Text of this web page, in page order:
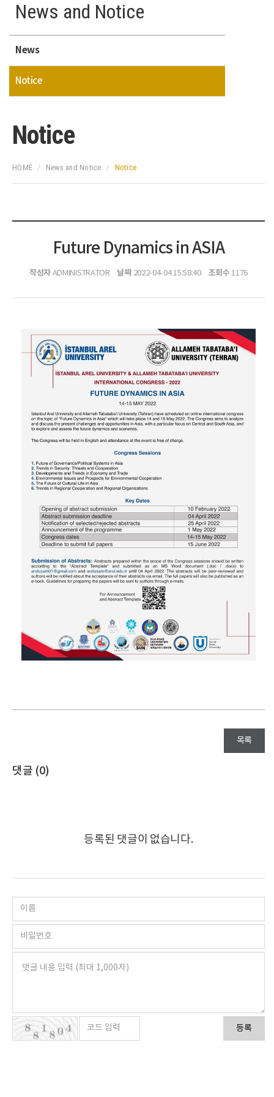
News and Notice
News
Notice
Notice
HOME News and Notice Notice
Future Dynamics in ASIA
작성자ADMINISTRATOR 날짜2022-04-04 15:58:40 조회수 1176
목록
댓글 (0)
등록된 댓글이 없습니다.
등록